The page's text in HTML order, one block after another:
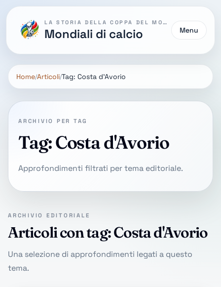
LA STORIA DELLA COPPA DEL MONDO
Mondiali di calcio Menu
Home Articoli Tag: Costa d'Avorio
ARCHIVIO PER TAG
Tag: Costa d'Avorio
Approfondimenti filtrati per tema editoriale.
ARCHIVIO EDITORIALE
Articoli con tag: Costa d'Avorio
Una selezione di approfondimenti legati a questo
tema.